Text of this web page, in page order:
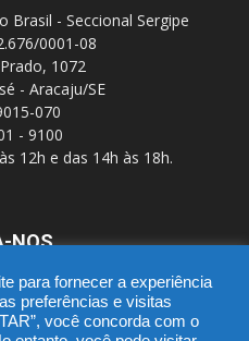
Brasil - Seccional Sergipe
0001-08
1072
- Aracaju/SE
070
- 9100
12h e das 14h às 18h.
NOS
para fornecer a experiência
preferências e visitas
você concorda com o